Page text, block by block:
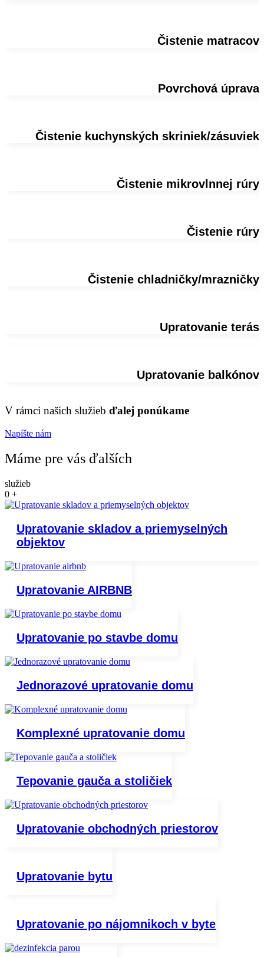
Čistenie matracov
Povrchová úprava
Čistenie kuchynských skriniek/zásuviek
Čistenie mikrovlnnej rúry
Čistenie rúry
Čistenie chladničky/mrazničky
Upratovanie terás
Upratovanie balkónov
V rámci našich služieb ďalej ponúkame
Napíšte nám
Máme pre vás ďalších
služieb
0 +
Upratovanie skladov a priemyselných
objektov
Upratovanie AIRBNB
Upratovanie po stavbe domu
Jednorazové upratovanie domu
Komplexné upratovanie domu
Tepovanie gauča a stoličiek
Upratovanie obchodných priestorov
Upratovanie bytu
Upratovanie po nájomnikoch v byte